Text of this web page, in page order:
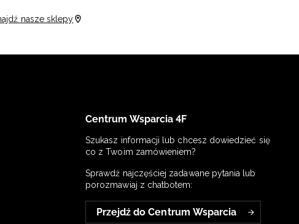
nasze sklepy
Centrum Wsparcia 4F
Szukasz informacji lub chcesz dowiedzieć się
co z Twoim zamówieniem?
Sprawdź najczęściej zadawane pytania lub
porozmawiaj z chatbotem:
Przejdź do Centrum Wsparcia